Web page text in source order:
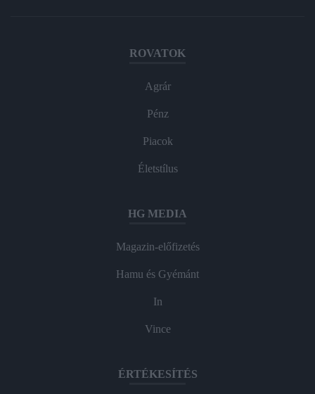
ROVATOK
Agrár
Pénz
Piacok
Életstílus
HG MEDIA
Magazin-előfizetés
Hamu és Gyémánt
In
Vince
ÉRTÉKESÍTÉS